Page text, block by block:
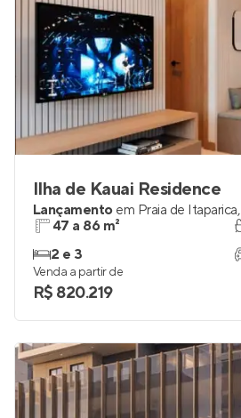
Ilha de Kauai Residence
Lançamento em Praia de Itaparica,
47 a 86 m²
2 e 3
Venda a partir de
R$ 820.219